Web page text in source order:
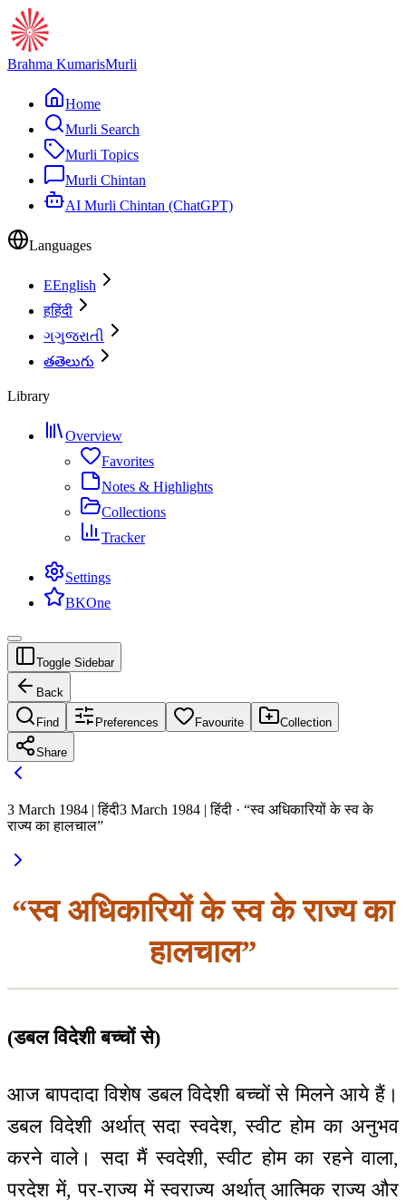
Brahma KumarisMurli
Home
Murli Search
Murli Topics
Murli Chintan
AI Murli Chintan (ChatGPT)
Languages
EEnglish
हहिंदी
ગગુજરાતી
తతెలుగు
Library
Overview
Favorites
Notes & Highlights
Collections
Tracker
Settings
BKOne
Toggle Sidebar
Back
Find Preferences Favourite Collection
Share
3 March 1984 | हिंदी3 March 1984 | हिंदी · “स्व अधिकारियों के स्व के
राज्य का हालचाल”
“स्व अधिकारियों के स्व के राज्य का
हालचाल”
(डबल विदेशी बच्चों से)
आज बापदादा विशेष डबल विदेशी बच्चों से मिलने आये हैं।
डबल विदेशी अर्थात् सदा स्वदेश, स्वीट होम का अनुभव
करने वाले। सदा मैं स्वदेशी, स्वीट होम का रहने वाला,
परदेश में, पर-राज्य में स्वराज्य अर्थात् आत्मिक राज्य और